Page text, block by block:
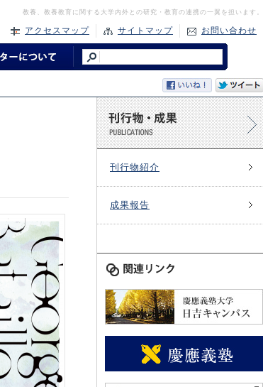
教養、教養教育に関する大学内外との研究・教育の連携の一翼を担います。
アクセスマップ サイトマップ お問い合わせ
刊行物紹介
成果報告